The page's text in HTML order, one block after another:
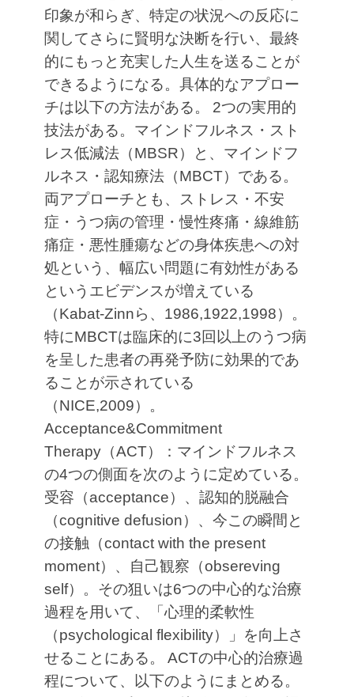
印象が和らぎ、特定の状況への反応に
関してさらに賢明な決断を行い、最終
的にもっと充実した人生を送ることが
できるようになる。具体的なアプロー
チは以下の方法がある。
2つの実用的
技法がある。マインドフルネス・スト
レス低減法（MBSR）と、マインドフ
ルネス・認知療法（MBCT）である。
両アプローチとも、ストレス・不安
症・うつ病の管理・慢性疼痛・線維筋
痛症・悪性腫瘍などの身体疾患への対
処という、幅広い問題に有効性がある
というエビデンスが増えている
（Kabat-Zinnら、1986,1922,1998）。
特にMBCTは臨床的に3回以上のうつ病
を呈した患者の再発予防に効果的であ
ることが示されている
（NICE,2009）。
Acceptance&Commitment
Therapy（ACT）：マインドフルネス
の4つの側面を次のように定めている。
受容（acceptance）、認知的脱融合
（cognitive defusion）、今この瞬間と
の接触（contact with the present
moment）、自己観察（obsereving
self）。その狙いは6つの中心的な治療
過程を用いて、「心理的柔軟性
（psychological flexibility）」を向上さ
せることにある。
ACTの中心的治療過
程について、以下のようにまとめる。